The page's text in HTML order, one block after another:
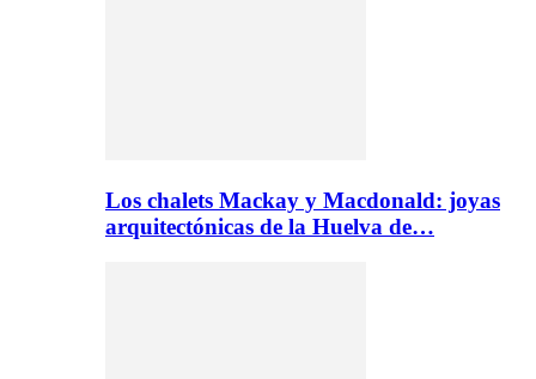
Los chalets Mackay y Macdonald: joyas
arquitectónicas de la Huelva de…